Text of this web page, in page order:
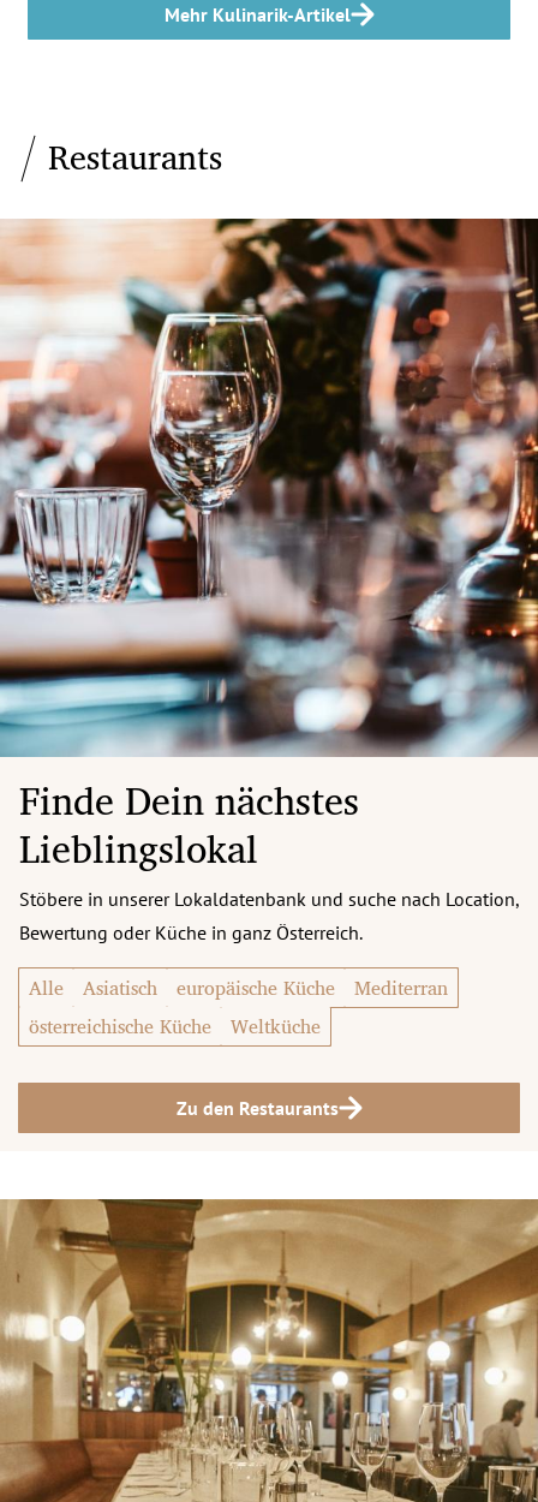
Mehr Kulinarik-Artikel
Restaurants
Finde Dein nächstes
Lieblingslokal
Stöbere in unserer Lokaldatenbank und suche nach Location,
Bewertung oder Küche in ganz Österreich.
Alle Asiatisch europäische Küche
Mediterran
österreichische Küche
Weltküche
Zu den Restaurants